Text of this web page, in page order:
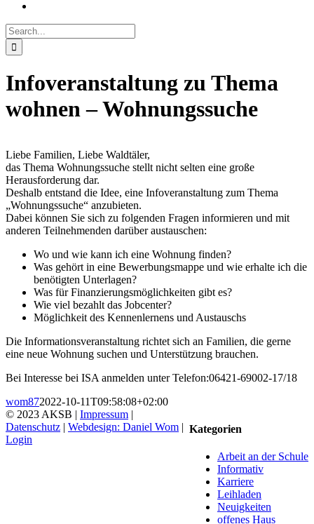
Search
for:
Infoveranstaltung zu Thema
wohnen – Wohnungssuche
Liebe Familien, Liebe Waldtäler,
das Thema Wohnungssuche stellt nicht selten eine große
Herausforderung dar.
Deshalb entstand die Idee, eine Infoveranstaltung zum Thema
„Wohnungssuche“ anzubieten.
Dabei können Sie sich zu folgenden Fragen informieren und mit
anderen Teilnehmenden darüber austauschen:
Wo und wie kann ich eine Wohnung finden?
Was gehört in eine Bewerbungsmappe und wie erhalte ich die
benötigten Unterlagen?
Was für Finanzierungsmöglichkeiten gibt es?
Wie viel bezahlt das Jobcenter?
Möglichkeit des Kennenlernens und Austauschs
Die Informationsveranstaltung richtet sich an Familien, die gerne
eine neue Wohnung suchen und Unterstützung brauchen.
Bei Interesse bei ISA anmelden unter Telefon:06421-69002-17/18
wom872022-10-11T09:58:08+02:00
Kategorien
Arbeit an der Schule
Informativ
Karriere
Leihladen
Neuigkeiten
offenes Haus
© 2023 AKSB | Impressum |
Datenschutz | Webdesign: Daniel Wom |
Login